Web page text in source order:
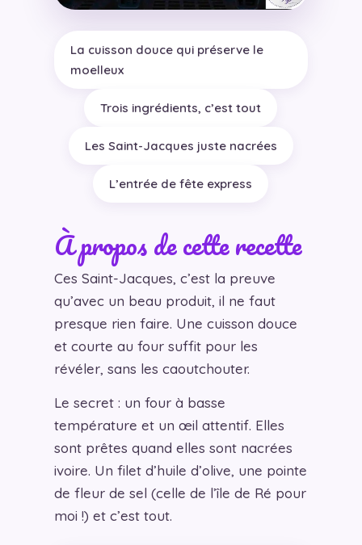
La cuisson douce qui préserve le
moelleux
Trois ingrédients, c’est tout
Les Saint-Jacques juste nacrées
L’entrée de fête express
À propos de cette recette
Ces Saint-Jacques, c’est la preuve
qu’avec un beau produit, il ne faut
presque rien faire. Une cuisson douce
et courte au four suffit pour les
révéler, sans les caoutchouter.
Le secret : un four à basse
température et un œil attentif. Elles
sont prêtes quand elles sont nacrées
ivoire. Un filet d’huile d’olive, une pointe
de fleur de sel (celle de l’île de Ré pour
moi !) et c’est tout.